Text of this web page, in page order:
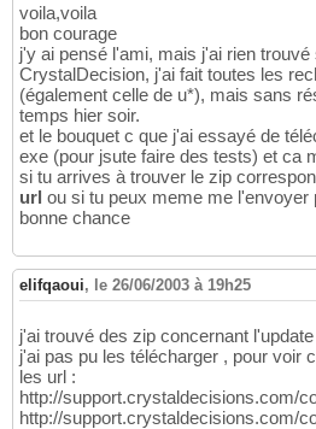
voila,voila
bon courage
j'y ai pensé l'ami, mais j'ai rien trouvé
CrystalDecision, j'ai fait toutes les
(également celle de u*), mais sans
temps hier soir.
et le bouquet c que j'ai essayé de
exe (pour jsute faire des tests) et ca
si tu arrives à trouver le zip
url ou si tu peux meme me l'envoyer
bonne chance
elifqaoui, le 26/06/2003 à 19h25
j'ai trouvé des zip concernant
j'ai pas pu les télécharger , pour voir
les url :
http://support.crystaldecisions.com/
http://support.crystaldecisions.com/